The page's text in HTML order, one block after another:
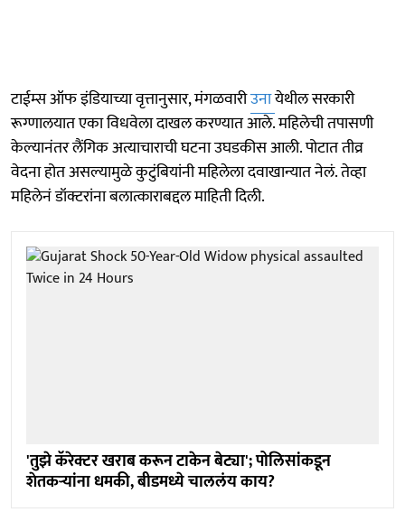
टाईम्स ऑफ इंडियाच्या वृत्तानुसार, मंगळवारीउनायेथील सरकारी
रूग्णालयात एका विधवेला दाखल करण्यात आले. महिलेची तपासणी
केल्यानंतर लैंगिक अत्याचाराची घटना उघडकीस आली. पोटात तीव्र
वेदना होत असल्यामुळे कुटुंबियांनी महिलेला दवाखान्यात नेलं. तेव्हा
महिलेनं डॉक्टरांना बलात्काराबद्दल माहिती दिली.
'तुझे कॅरेक्टर खराब करून टाकेन बेट्या'; पोलिसांकडून
शेतकऱ्यांना धमकी, बीडमध्ये चाललंय काय?